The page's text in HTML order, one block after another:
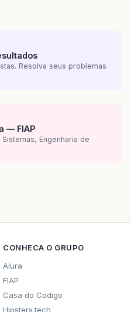
Resolva seus problemas
— FIAP
Engenharia de
CONHECA O GRUPO
Alura
FIAP
Casa do Codigo
Hipsters.tech